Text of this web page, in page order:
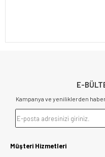
E-
Kampanya ve yeniliklerden
Müşteri Hizmetleri